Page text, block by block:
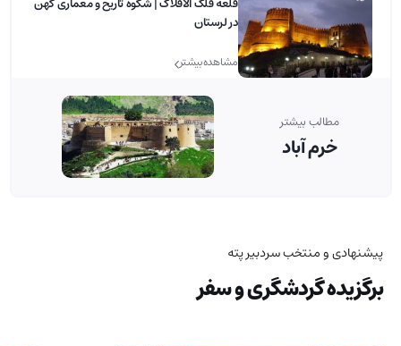
در لرستان
مشاهده بیشتر
مطالب بیشتر
خرم آباد
پیشنهادی و منتخب سردبیر پته
برگزیده گردشگری و سفر